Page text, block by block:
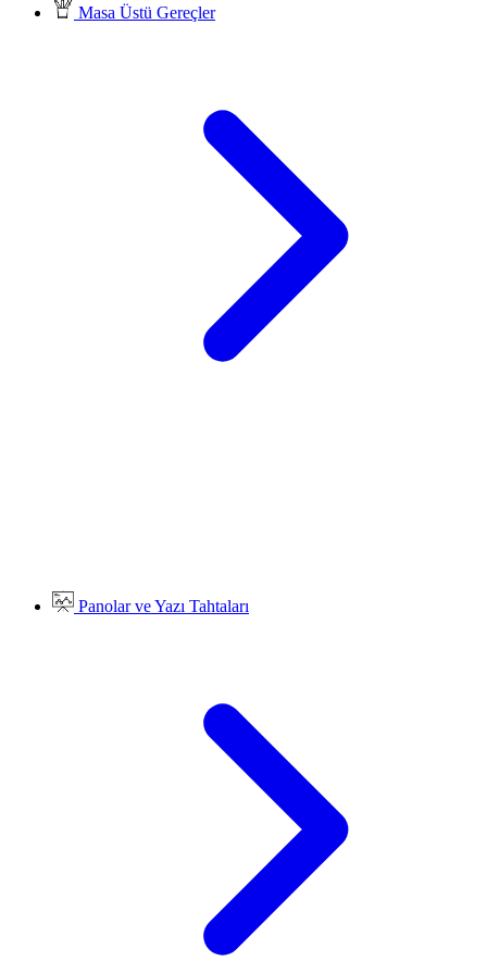
Masa Üstü Gereçler
Panolar ve Yazı Tahtaları